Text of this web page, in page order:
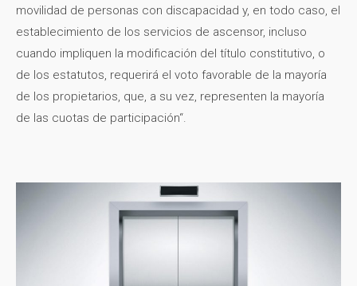
movilidad de personas con discapacidad y, en todo caso, el
establecimiento de los servicios de ascensor, incluso
cuando impliquen la modificación del título constitutivo, o
de los estatutos, requerirá el voto favorable de la mayoría
de los propietarios, que, a su vez, representen la mayoría
de las cuotas de participación“.